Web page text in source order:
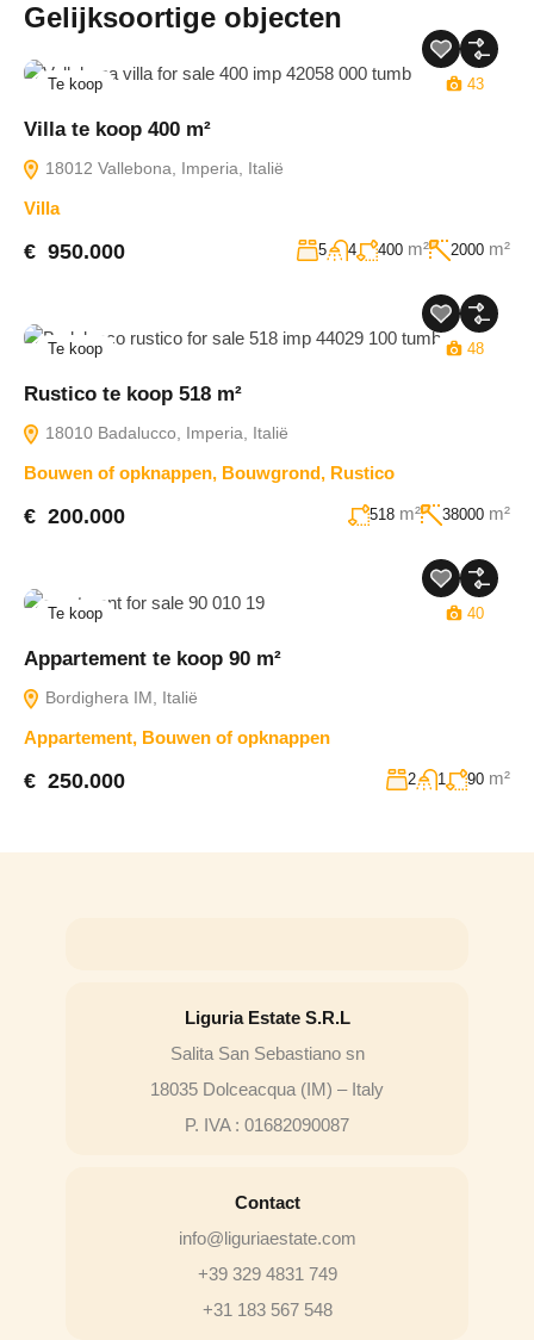
Gelijksoortige objecten
Te koop 43
Villa te koop 400 m²
18012 Vallebona, Imperia, Italië
Villa
€ 950.000 5 4 400 m² 2000 m²
Te koop 48
Rustico te koop 518 m²
18010 Badalucco, Imperia, Italië
Bouwen of opknappen, Bouwgrond, Rustico
€ 200.000 518 m² 38000 m²
Te koop 40
Appartement te koop 90 m²
Bordighera IM, Italië
Appartement, Bouwen of opknappen
€ 250.000 2 1 90 m²
Liguria Estate S.R.L
Salita San Sebastiano sn
18035 Dolceacqua (IM) – Italy
P. IVA : 01682090087
Contact
info@liguriaestate.com
+39 329 4831 749
+31 183 567 548